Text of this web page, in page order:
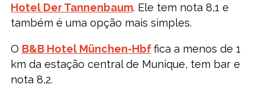
Hotel Der Tannenbaum. Ele tem nota 8,1 e
também é uma opção mais simples.
O B&B Hotel München-Hbf fica a menos de 1
km da estação central de Munique, tem bar e
nota 8,2.